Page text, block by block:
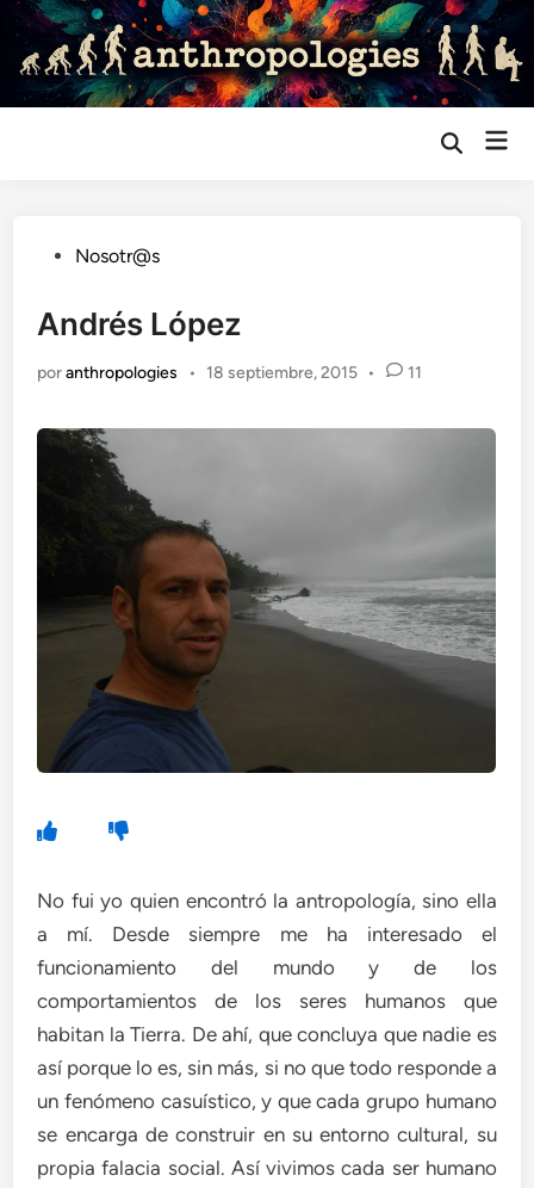
Saltar
contenido
Abrir
Publicado
Nosotr@s
Andrés López
poranthropologies • 18 septiembre, 2015 • 11
No fui yo quien encontró la antropología, sino ella
a mí. Desde siempre me ha interesado el
funcionamiento del mundo y de los
comportamientos de los seres humanos que
habitan la Tierra. ‎De ahí, que concluya que nadie es
así porque lo es, sin más, si no que todo responde a
un fenómeno casuístico, y que cada grupo humano
se encarga de construir en su entorno cultural, su
propia falacia social. Así vivimos cada ser humano